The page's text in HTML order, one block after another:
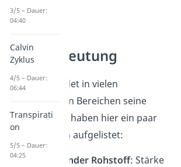
Stärke Bedeutung
Das Polymer findet in vielen
unterschiedlichen Bereichen seine
Anwendung. Wir haben hier ein paar
Beispiele für dich aufgelistet:
Nachwachsender Rohstoff: Stärke
3/5 – Dauer:
04:40
Calvin
Zyklus
4/5 – Dauer:
06:44
Transpirati
on
5/5 – Dauer:
04:25